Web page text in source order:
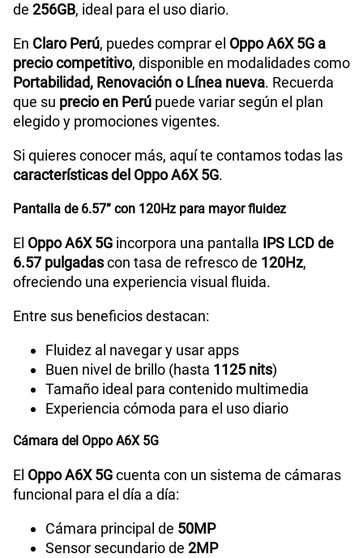
Tamaño de Pantalla
WiFI Yes,802.11 b/g/n/a/ac
Bluetooth
Cámara de fotos Principal 50MP+2MP
Radio FM
Tipo de Conexión
de 256GB, ideal para el uso diario.
En Claro Perú, puedes comprar el Oppo A6X 5G a
precio competitivo, disponible en modalidades como
Portabilidad, Renovación o Línea nueva. Recuerda
que su precio en Perú puede variar según el plan
elegido y promociones vigentes.
Si quieres conocer más, aquí te contamos todas las
características del Oppo A6X 5G.
Pantalla de 6.57” con 120Hz para mayor fluidez
El Oppo A6X 5G incorpora una pantalla IPS LCD de
6.57 pulgadascon tasa de refresco de 120Hz,
ofreciendo una experiencia visual fluida.
Entre sus beneficios destacan:
Fluidez al navegar y usar apps
Buen nivel de brillo (hasta 1125 nits)
Tamaño ideal para contenido multimedia
Experiencia cómoda para el uso diario
Cámara del Oppo A6X 5G
El Oppo A6X 5Gcuenta con un sistema de cámaras
funcional para el día a día:
Cámara principal de 50MP
Sensor secundario de 2MP